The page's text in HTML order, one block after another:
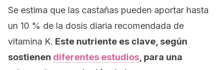
Se estima que las castañas pueden aportar hasta
un 10 % de la dosis diaria recomendada de
vitamina K. Este nutriente es clave, según
sostienen diferentes estudios , para una